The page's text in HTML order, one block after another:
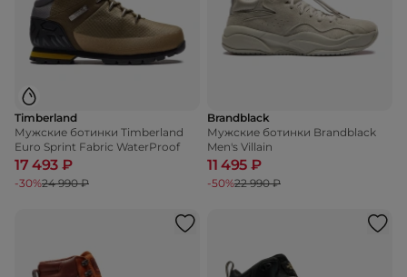
Timberland
Мужские ботинки Timberland
Euro Sprint Fabric WaterProof
17 493 ₽
-30%24 990 ₽
Brandblack
Мужские ботинки Brandblack
Men's Villain
11 495 ₽
-50%22 990 ₽